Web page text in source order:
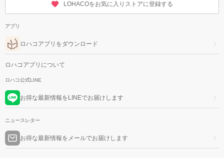
LOHACOをお気に入りストアに登録する
アプリ
ロハコアプリをダウンロード
ロハコアプリについて
ロハコ公式LINE
お得な最新情報をLINEでお届けします
ニュースレター
お得な最新情報をメールでお届けします